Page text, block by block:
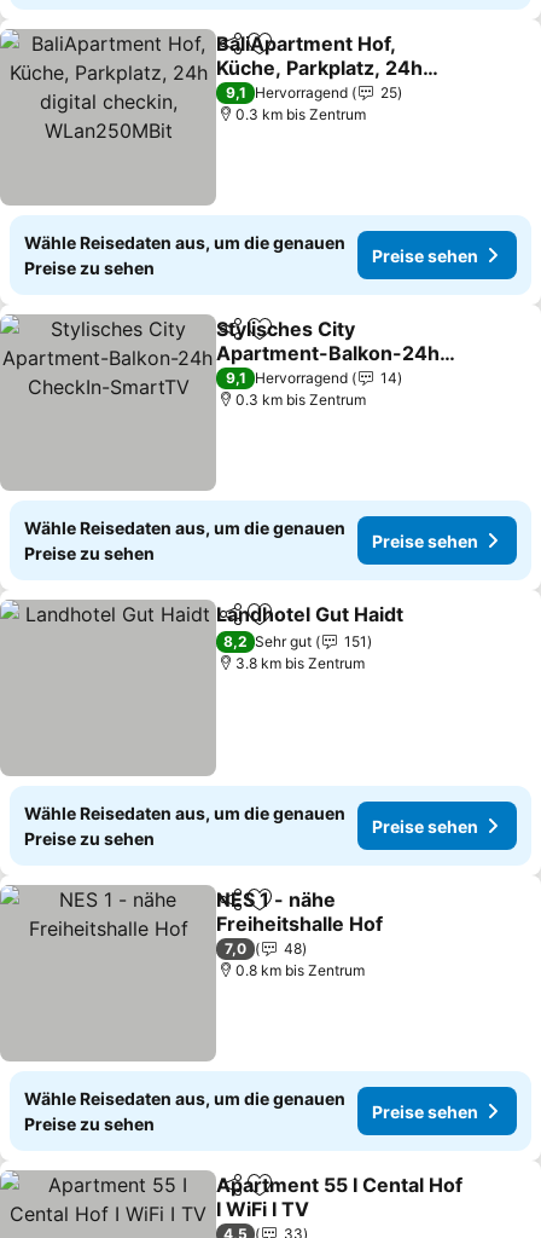
TeilenZu Favoriten hinzufügen
BaliApartment Hof,
Küche, Parkplatz, 24h
digital checkin,
WLan250MBit
9,1 Hervorragend
25
0.3 km bis Zentrum
Wähle Reisedaten aus, um die genauen
Preise zu sehen
Preise sehen
TeilenZu Favoriten hinzufügen
Stylisches City
Apartment-Balkon-24h
CheckIn-SmartTV
9,1 Hervorragend
14
0.3 km bis Zentrum
Wähle Reisedaten aus, um die genauen
Preise zu sehen
Preise sehen
TeilenZu Favoriten hinzufügen
Landhotel Gut Haidt
8,2 Sehr gut
151
3.8 km bis Zentrum
Wähle Reisedaten aus, um die genauen
Preise zu sehen
Preise sehen
TeilenZu Favoriten hinzufügen
NES 1 - nähe
Freiheitshalle Hof
7,0
48
0.8 km bis Zentrum
Wähle Reisedaten aus, um die genauen
Preise zu sehen
Preise sehen
TeilenZu Favoriten hinzufügen
Apartment 55 I Cental Hof
I WiFi I TV
4,5 33